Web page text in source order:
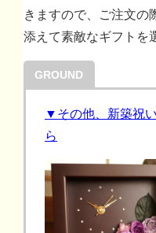
きますので、ご注文の
添えて素敵なギフトを
GROUND
▼その他、新築祝
ら